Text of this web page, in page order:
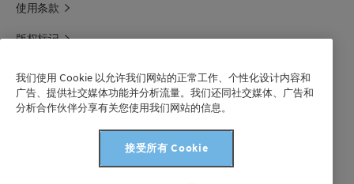
使用条款
版权标记
科莱恩1688官方旗舰店
我们使用 Cookie 以允许我们网站的正常工作、个性化设计内容和
广告、提供社交媒体功能并分析流量。我们还同社交媒体、广告和
分析合作伙伴分享有关您使用我们网站的信息。
接受所有 Cookie